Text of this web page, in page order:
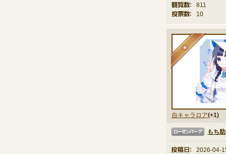
観覧数：
811
投票数：
10
自キャラロア(+1)
★
もち助
投稿日：
2026-04-